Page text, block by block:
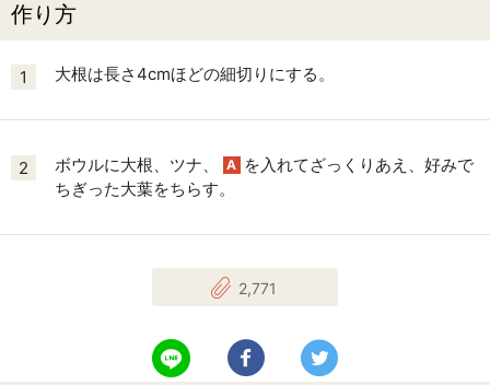
作り方
1 大根は長さ4cmほどの細切りにする。
2 ボウルに大根、ツナ、 A を入れてざっくりあえ、好みで
ちぎった大葉をちらす。
2,771
LINEで送る Facebookでシェアする